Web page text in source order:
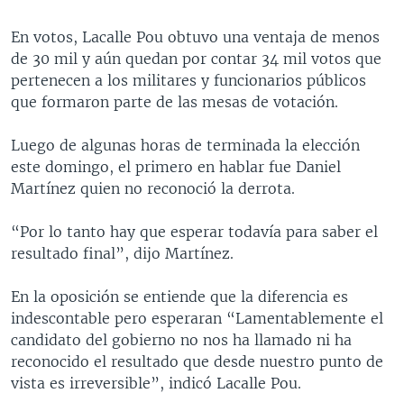
En votos, Lacalle Pou obtuvo una ventaja de menos
de 30 mil y aún quedan por contar 34 mil votos que
pertenecen a los militares y funcionarios públicos
que formaron parte de las mesas de votación.
Luego de algunas horas de terminada la elección
este domingo, el primero en hablar fue Daniel
Martínez quien no reconoció la derrota.
“Por lo tanto hay que esperar todavía para saber el
resultado final”, dijo Martínez.
En la oposición se entiende que la diferencia es
indescontable pero esperaran “Lamentablemente el
candidato del gobierno no nos ha llamado ni ha
reconocido el resultado que desde nuestro punto de
vista es irreversible”, indicó Lacalle Pou.